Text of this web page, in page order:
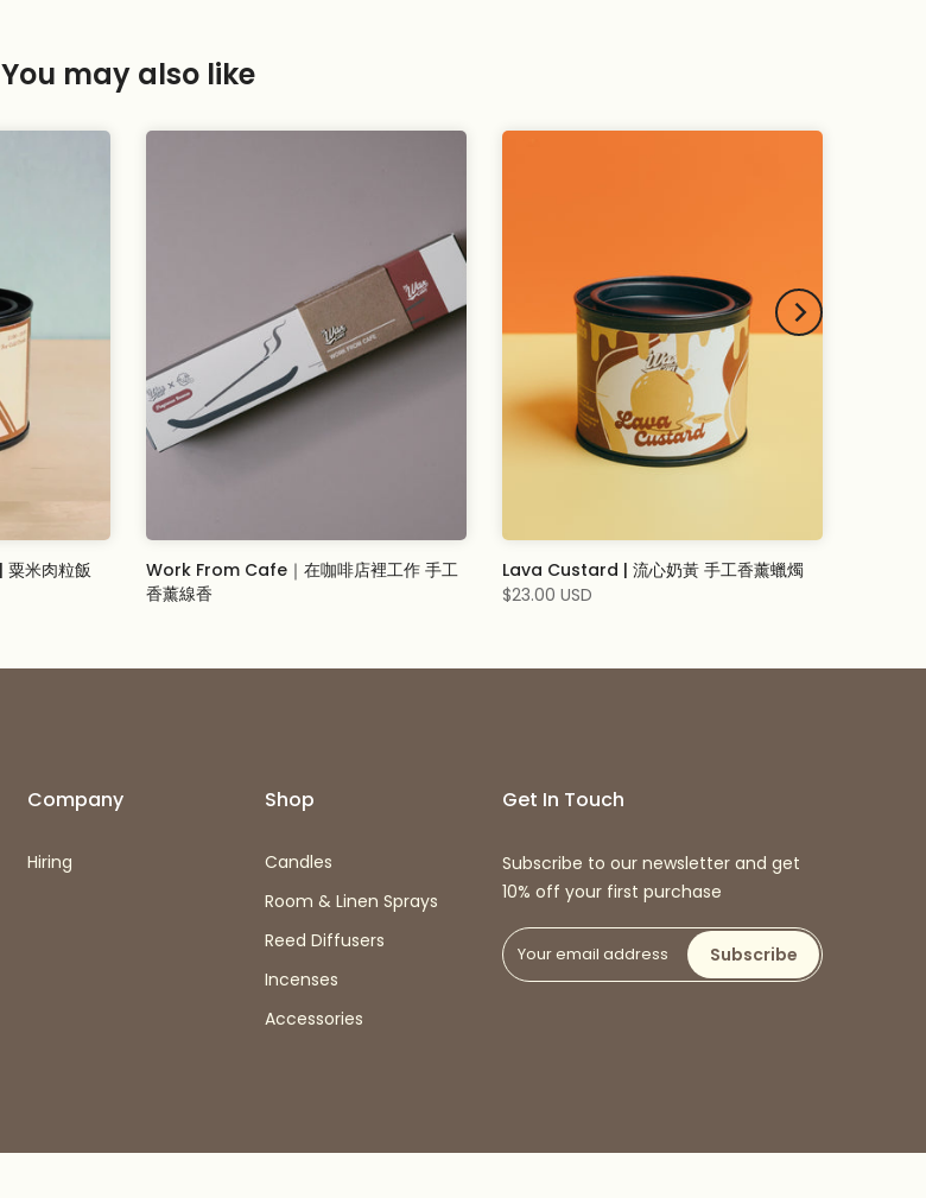
You may also like
米肉粒飯
Work From Cafe｜在咖啡店裡工作 手工
香薰線香
Lava Custard | 流心奶黃 手工香薰蠟燭
$23.00 USD
Company
Hiring
Shop
Candles
Room & Linen Sprays
Reed Diffusers
Incenses
Accessories
Get In Touch
Subscribe to our newsletter and get
10% off your first purchase
Subscribe